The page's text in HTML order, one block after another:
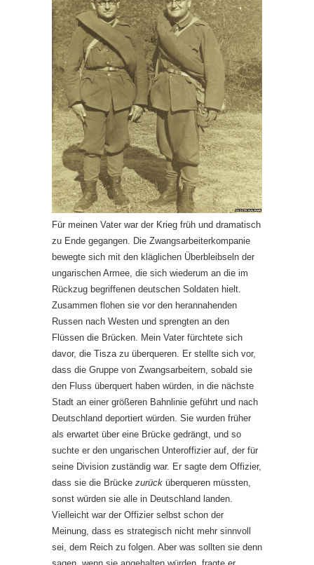
Für meinen Vater war der Krieg früh und dramatisch
zu Ende gegangen. Die Zwangsarbeiterkompanie
bewegte sich mit den kläglichen Überbleibseln der
ungarischen Armee, die sich wiederum an die im
Rückzug begriffenen deutschen Soldaten hielt.
Zusammen flohen sie vor den herannahenden
Russen nach Westen und sprengten an den
Flüssen die Brücken. Mein Vater fürchtete sich
davor, die Tisza zu überqueren. Er stellte sich vor,
dass die Gruppe von Zwangsarbeitern, sobald sie
den Fluss überquert haben würden, in die nächste
Stadt an einer größeren Bahnlinie geführt und nach
Deutschland deportiert würden. Sie wurden früher
als erwartet über eine Brücke gedrängt, und so
suchte er den ungarischen Unteroffizier auf, der für
seine Division zuständig war. Er sagte dem Offizier,
dass sie die Brücke zurück überqueren müssten,
sonst würden sie alle in Deutschland landen.
Vielleicht war der Offizier selbst schon der
Meinung, dass es strategisch nicht mehr sinnvoll
sei, dem Reich zu folgen. Aber was sollten sie denn